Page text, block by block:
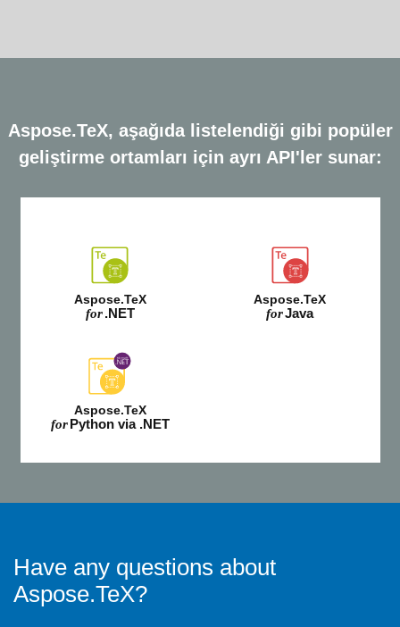
Aspose.TeX, aşağıda listelendiği gibi popüler
geliştirme ortamları için ayrı API'ler sunar:
Aspose.TeX
for .NET
Aspose.TeX
forJava
Aspose.TeX
for Python via .NET
Have any questions about
Aspose.TeX?